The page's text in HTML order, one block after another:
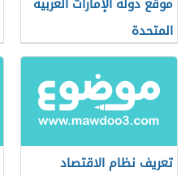
المتحدة
تعريف نظام الاقتصاد